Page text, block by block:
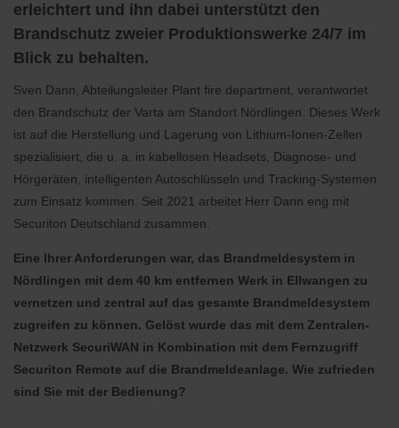
erleichtert und ihn dabei unterstützt den
Brandschutz zweier Produktionswerke 24/7 im
Blick zu behalten.
Sven Dann, Abteilungsleiter Plant fire department, verantwortet
den Brandschutz der Varta am Standort Nördlingen. Dieses Werk
ist auf die Herstellung und Lagerung von Lithium-Ionen-Zellen
spezialisiert, die u. a. in kabellosen Headsets, Diagnose- und
Hörgeräten, intelligenten Autoschlüsseln und Tracking-Systemen
zum Einsatz kommen. Seit 2021 arbeitet Herr Dann eng mit
Securiton Deutschland zusammen.
Eine Ihrer Anforderungen war, das Brandmeldesystem in
Nördlingen mit dem 40 km entfernen Werk in Ellwangen zu
vernetzen und zentral auf das gesamte Brandmeldesystem
zugreifen zu können. Gelöst wurde das mit dem Zentralen-
Netzwerk SecuriWAN in Kombination mit dem Fernzugriff
Securiton Remote auf die Brandmeldeanlage. Wie zufrieden
sind Sie mit der Bedienung?